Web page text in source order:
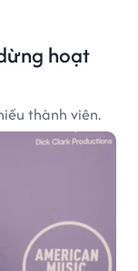
hoạt
thành viên.